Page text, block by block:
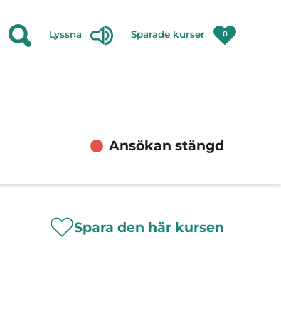
Lyssna Sparade kurser 0
Ansökan stängd
Spara den här kursen